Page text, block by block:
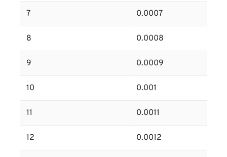
7 0.0007
8 0.0008
9 0.0009
10 0.001
11 0.0011
12 0.0012